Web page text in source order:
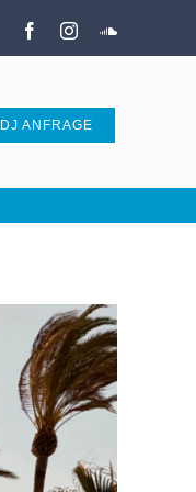
FacebookInstagram
DJ ANFRAGE